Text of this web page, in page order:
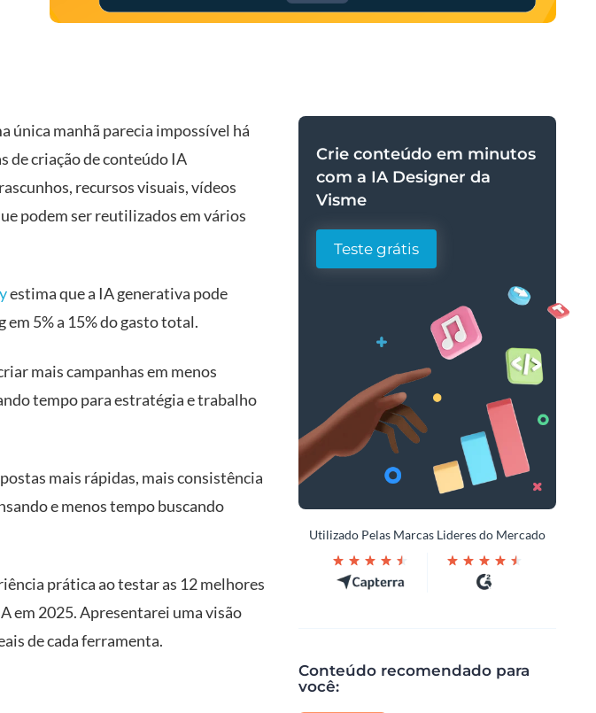
única manhã parecia impossível há
de criação de conteúdo IA
recursos visuais, vídeos
podem ser reutilizados em vários
estima que a IA generativa pode
5% a 15% do gasto total.
mais campanhas em menos
tempo para estratégia e trabalho
mais rápidas, mais consistência
e menos tempo buscando
prática ao testar as 12 melhores
em 2025. Apresentarei uma visão
de cada ferramenta.
Crie conteúdo em minutos
com a IA Designer da
Visme
Teste grátis
Utilizado Pelas Marcas Lideres do Mercado
Conteúdo recomendado para
você: